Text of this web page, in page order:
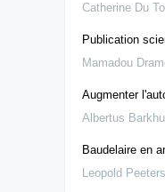
Catherine Du
Publication
Mamadou
Augmenter
Albertus
Baudelaire en
Leopold Peeters